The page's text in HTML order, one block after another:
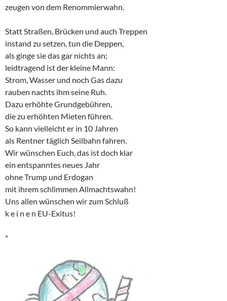
zeugen von dem Renommierwahn.
Statt Straßen, Brücken und auch Treppen
instand zu setzen, tun die Deppen,
als ginge sie das gar nichts an;
leidtragend ist der kleine Mann:
Strom, Wasser und noch Gas dazu
rauben nachts ihm seine Ruh.
Dazu erhöhte Grundgebühren,
die zu erhöhten Mieten führen.
So kann vielleicht er in 10 Jahren
als Rentner täglich Seilbahn fahren.
Wir wünschen Euch, das ist doch klar
ein entspanntes neues Jahr
ohne Trump und Erdogan
mit ihrem schlimmen Allmachtswahn!
Uns allen wünschen wir zum Schluß
k e i n e n EU-Exitus!
*